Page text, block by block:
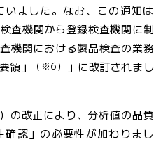
ました。なお、この通知は
査機関から登録検査機関に制
機関における製品検査の業務
領」
（※6）
」に改訂されまし
の改正により、分析値の品質
認」の必要性が加わりまし